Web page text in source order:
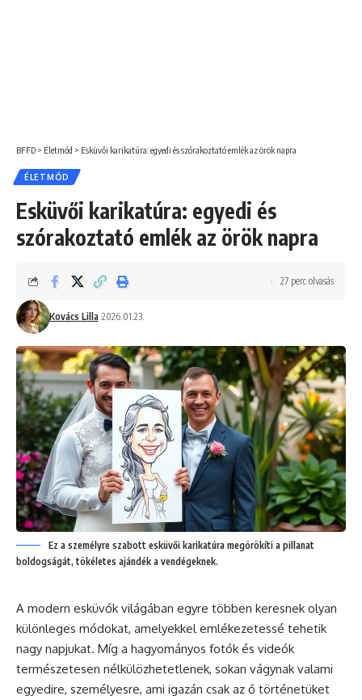
BFFD > Életmód > Esküvői karikatúra: egyedi és szórakoztató emlék az örök napra
ÉLETMÓD
Esküvői karikatúra: egyedi és
szórakoztató emlék az örök napra
Kovács Lilla 2026.01.23.
27 perc olvasás
Ez a személyre szabott esküvői karikatúra megörökíti a pillanat
boldogságát, tökéletes ajándék a vendégeknek.
A modern esküvők világában egyre többen keresnek olyan
különleges módokat, amelyekkel emlékezetessé tehetik
nagy napjukat. Míg a hagyományos fotók és videók
természetesen nélkülözhetetlenek, sokan vágynak valami
egyedire, személyesre, ami igazán csak az ő történetüket